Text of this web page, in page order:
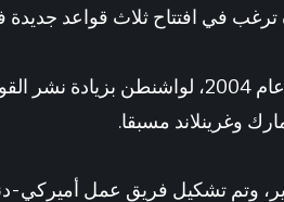
ترغب في افتتاح ثلاث قواعد
ويسمح اتفاق دفاعي أبرم عام 1951، تم تحديثه عام 2004،
وغرينلاند مسبقا.
وتم تشكيل فريق عمل أميركي-